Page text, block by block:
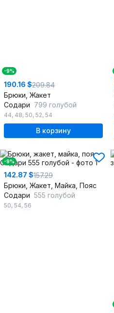
-9%
190.16 $209.84
Брюки, Жакет
Содари 799 голубой
44, 48, 50, 52, 54
В корзину
-9%
142.87 $157.29
Брюки, Жакет, Майка, Пояс
Содари 555 голубой
50, 54, 56